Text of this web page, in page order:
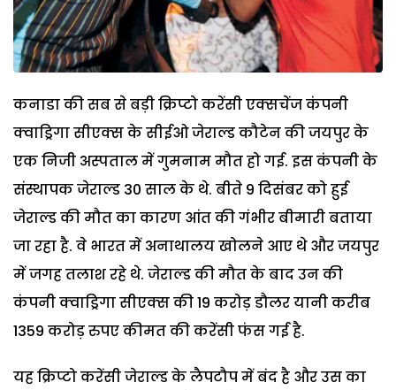
कनाडा की सब से बड़ी क्रिप्टो करेंसी एक्सचेंज कंपनी
क्वाड्रिगा सीएक्स के सीईओ जेराल्ड कौटेन की जयपुर के
एक निजी अस्पताल में गुमनाम मौत हो गई. इस कंपनी के
संस्थापक जेराल्ड 30 साल के थे. बीते 9 दिसंबर को हुई
जेराल्ड की मौत का कारण आंत की गंभीर बीमारी बताया
जा रहा है. वे भारत में अनाथालय खोलने आए थे और जयपुर
में जगह तलाश रहे थे. जेराल्ड की मौत के बाद उन की
कंपनी क्वाड्रिगा सीएक्स की 19 करोड़ डौलर यानी करीब
1359 करोड़ रुपए कीमत की करेंसी फंस गई है.
यह क्रिप्टो करेंसी जेराल्ड के लैपटौप में बंद है और उस का